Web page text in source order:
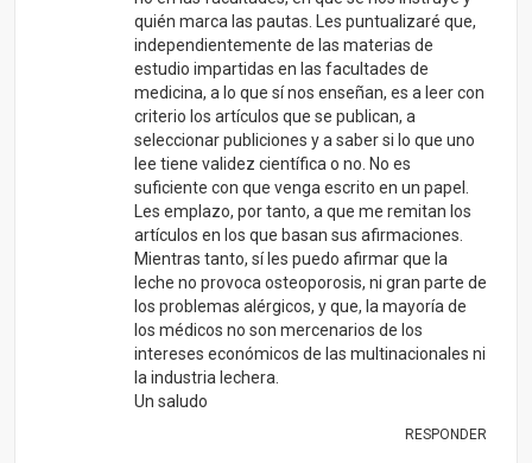
intereses económicos de las multinacionales ni
la industria lechera.
Un saludo
RESPONDER
MARTA VILLEN
04/09/2014 a las 20:31
En nuestro equipo contamos con dos
médicos, una enfermera y una dietista.
Los médicos no son mercenarios de nada,
por supuesto, sino personas que hacen lo
mejor que pueden en la mayor parte de los
casos, con una gran dedicación y coste
personal.
Muchos médicos van dándose cuenta de que